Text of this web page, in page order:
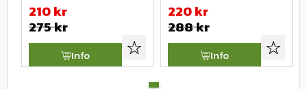
210kr
275kr
Lägg till i favoriter
Info
220kr
288kr
Lägg
Info